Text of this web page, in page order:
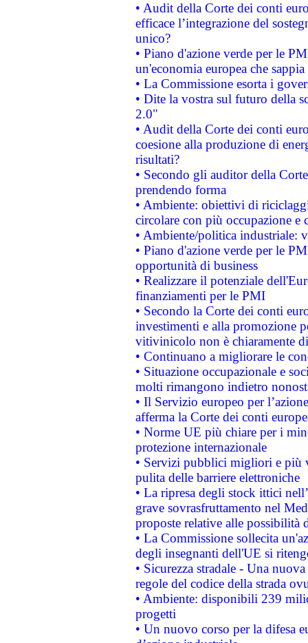
• Audit della Corte dei conti
efficace l’integrazione del
unico?
• Piano d'azione verde per le
un'economia europea che
• La Commissione esorta i
• Dite la vostra sul futuro della
2.0"
• Audit della Corte dei conti
coesione alla produzione di
risultati?
• Secondo gli auditor della
prendendo forma
• Ambiente: obiettivi di
circolare con più occupazione e
• Ambiente/politica industriale:
• Piano d'azione verde per le
opportunità di business
• Realizzare il potenziale
finanziamenti per le PMI
• Secondo la Corte dei conti
investimenti e alla promozione
vitivinicolo non è chiaramente
• Continuano a migliorare le
• Situazione occupazionale e
molti rimangono indietro
• Il Servizio europeo per
afferma la Corte dei conti
• Norme UE più chiare per i
protezione internazionale
• Servizi pubblici migliori e più
pulita delle barriere elettroniche
• La ripresa degli stock ittici
grave sovrasfruttamento nel
proposte relative alle possibilità
• La Commissione sollecita
degli insegnanti dell'UE si
• Sicurezza stradale - Una
regole del codice della strada
• Ambiente: disponibili 239
progetti
• Un nuovo corso per la difesa